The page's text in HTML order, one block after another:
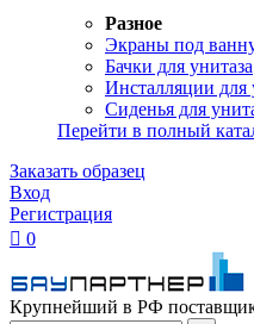
Разное
Экраны под
Бачки для унитаза
Инсталляции для
Сиденья для
Перейти в полный
Заказать образец
Вход
Регистрация
 0
Крупнейший в РФ поставщик